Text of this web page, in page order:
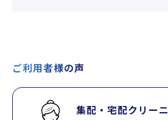
ご利用者様の声
集配・宅配クリー